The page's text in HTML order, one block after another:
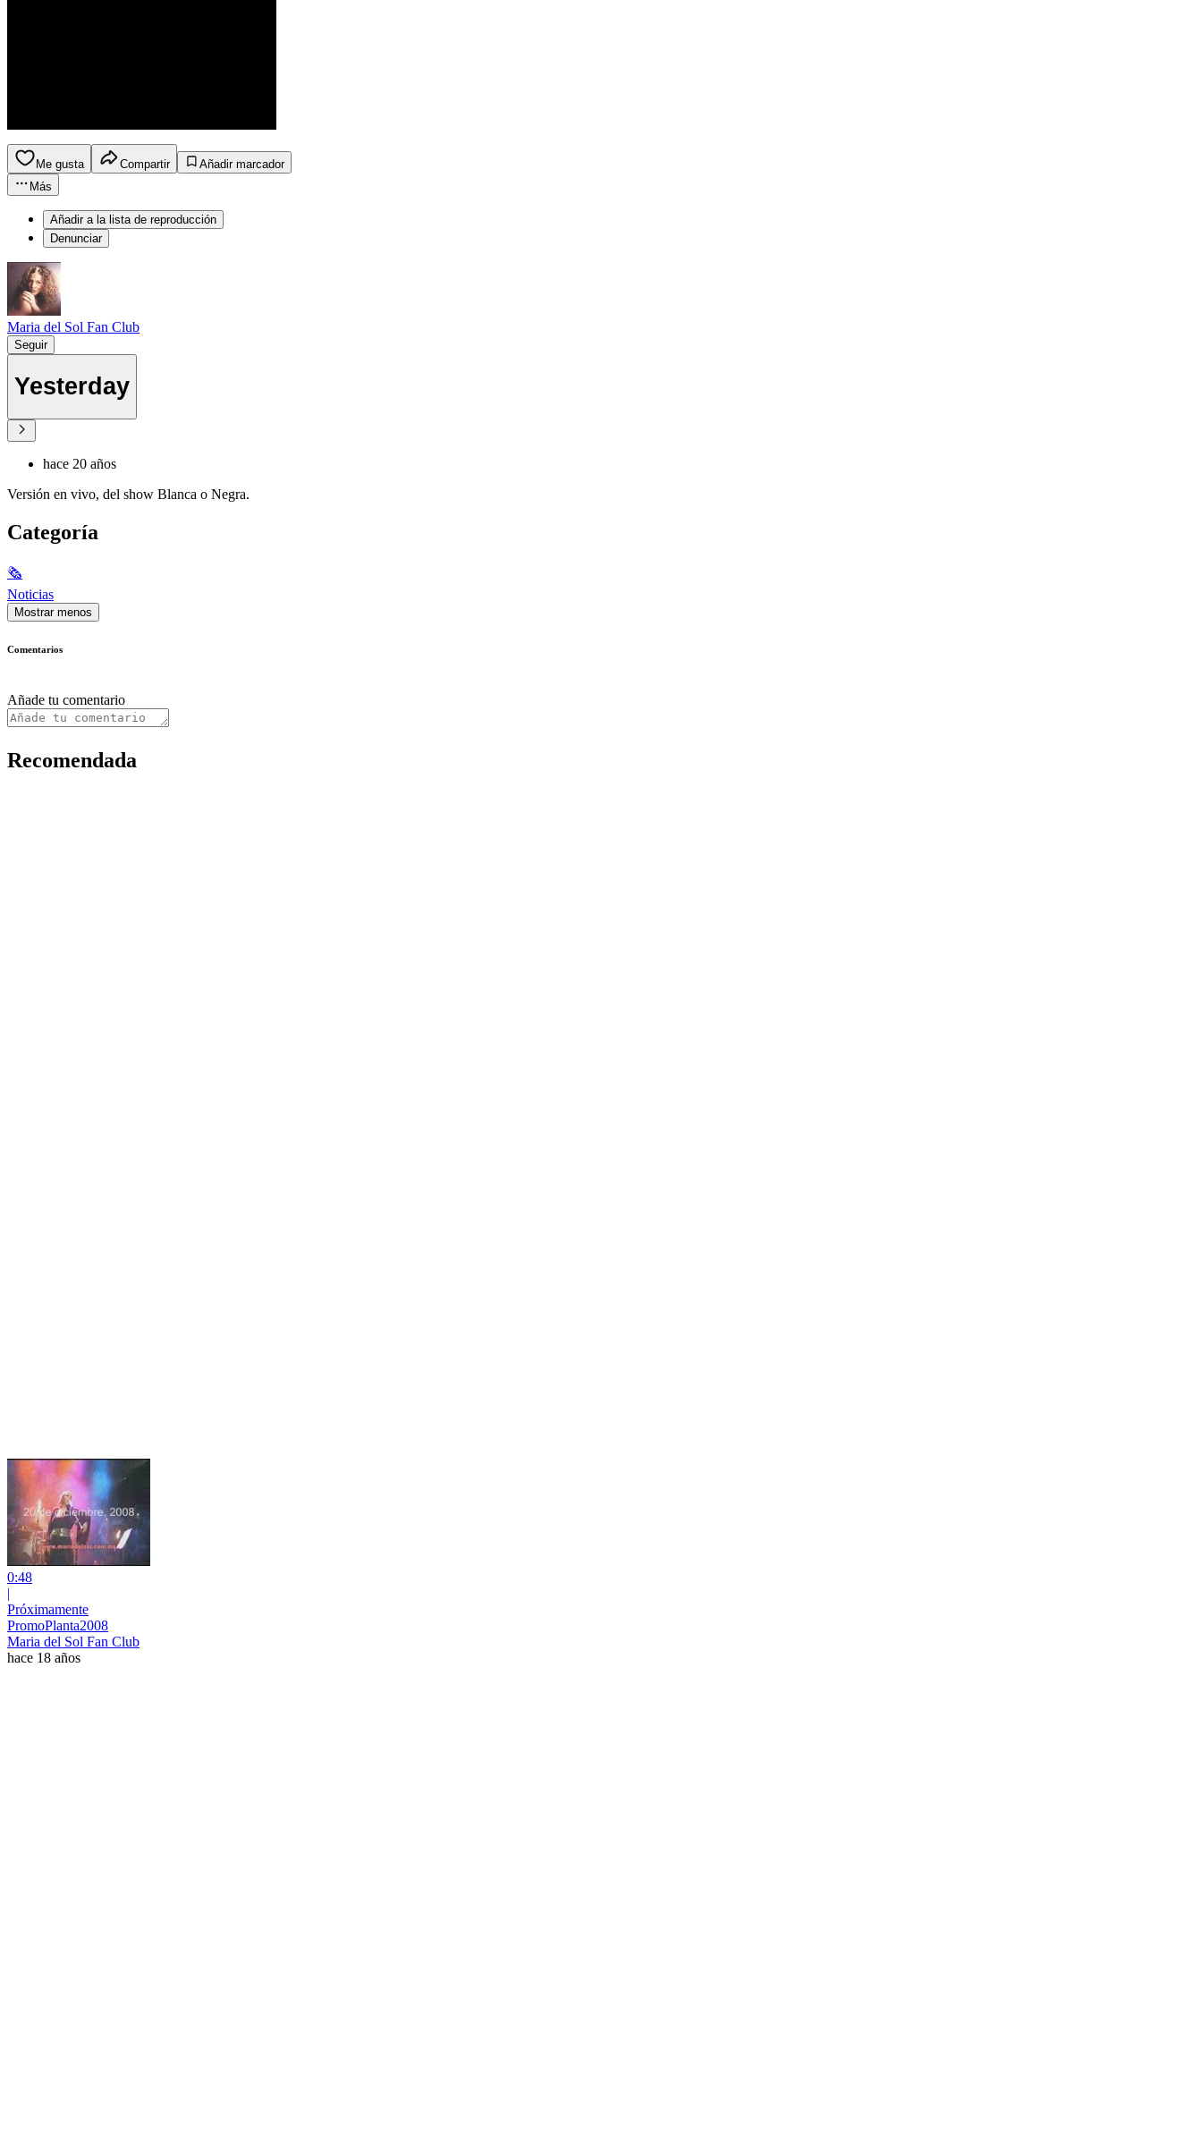
Me gusta Compartir
Añadir marcador
Más
Añadir a la lista de reproducción
Denunciar
Maria del Sol Fan Club
Seguir
Yesterday
hace 20 años
Versión en vivo, del show Blanca o Negra.
Categoría
🗞
Noticias
Mostrar menos
Comentarios
Añade tu comentario
Recomendada
0:48
|
Próximamente
PromoPlanta2008
Maria del Sol Fan Club
hace 18 años